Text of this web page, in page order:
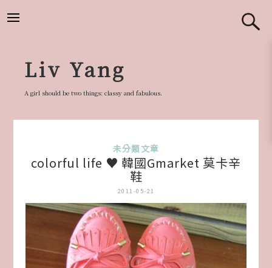
Liv Yang
A girl should be two things: classy and fabulous.
未分類文章
colorful life ♥ 韓國Gmarket 莫卡辛
鞋
2011-05-21